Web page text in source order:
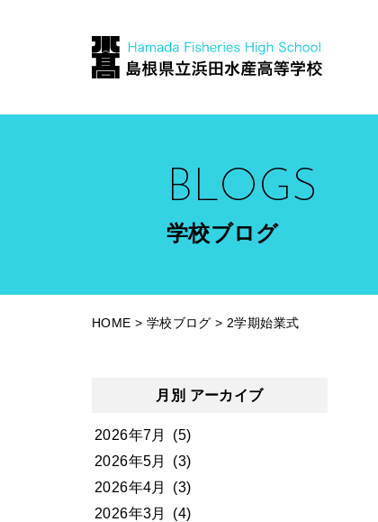
BLOGS
学校ブログ
HOME > 学校ブログ > 2学期始業式
月別 アーカイブ
2026年7月
(5)
2026年5月
(3)
2026年4月
(3)
2026年3月
(4)